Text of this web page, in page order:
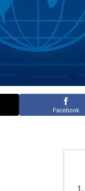
Facebook